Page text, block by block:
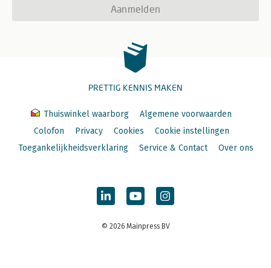
Aanmelden
PRETTIG KENNIS MAKEN
Thuiswinkel waarborg
Algemene voorwaarden
Colofon
Privacy Cookies
Cookie instellingen
Toegankelijkheidsverklaring
Service & Contact Over ons
© 2026 Mainpress BV